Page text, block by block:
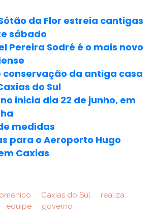
da Flor estreia cantigas
sábado
Pereira Sodré é o mais novo
conservação da antiga casa
do Sul
inicia dia 22 de junho, em
medidas
para o Aeroporto Hugo
Caxias
Caxias do Sul
realiza
equipe governo